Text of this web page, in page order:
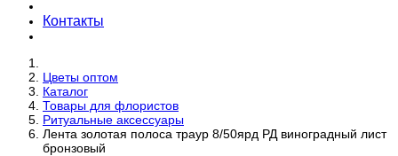
Контакты
Цветы оптом
Каталог
Товары для флористов
Ритуальные аксессуары
Лента золотая полоса траур 8/50ярд РД виноградный лист
бронзовый